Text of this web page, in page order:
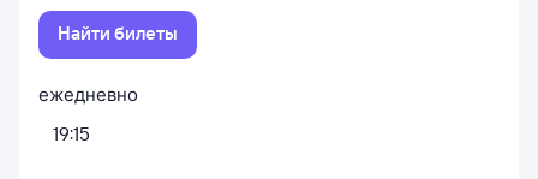
Найти билеты
ежедневно
19:15